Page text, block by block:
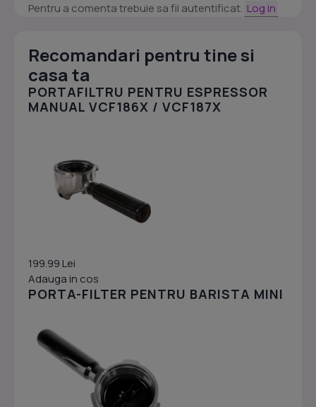
Pentru a comenta trebuie sa fii autentificat. Log in
Recomandari pentru tine si
casa ta
PORTAFILTRU PENTRU ESPRESSOR
MANUAL VCF186X / VCF187X
199.99 Lei
Adauga in cos
PORTA-FILTER PENTRU BARISTA MINI